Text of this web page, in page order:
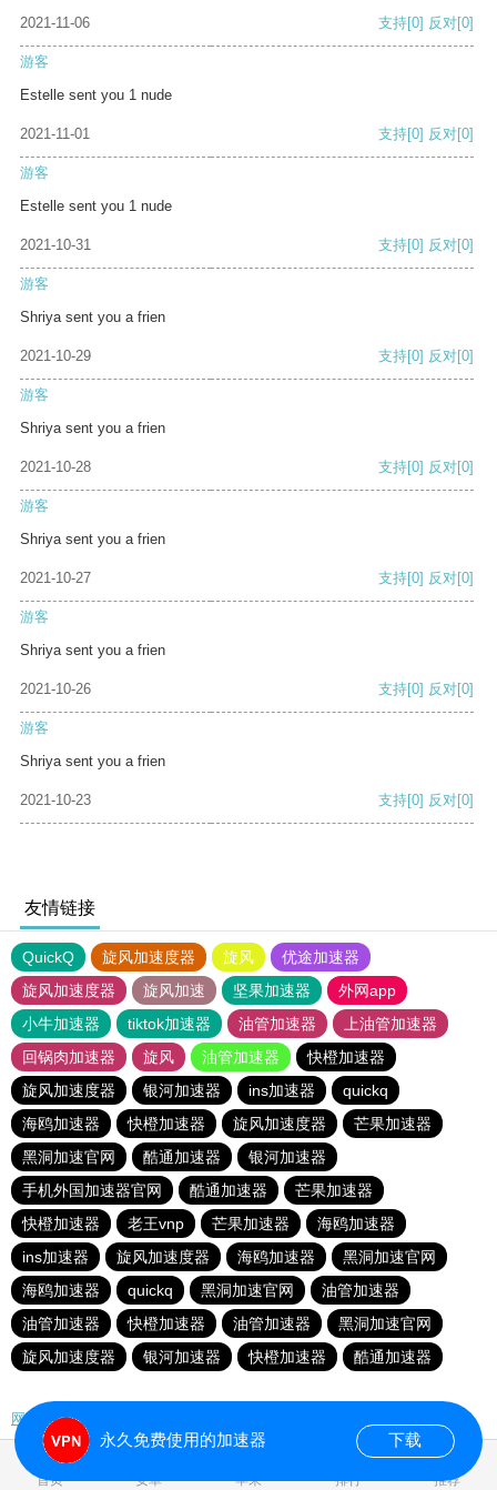
2021-11-06 支持[0] 反对[0]
游客
Estelle sent you 1 nude
2021-11-01 支持[0] 反对[0]
游客
Estelle sent you 1 nude
2021-10-31 支持[0] 反对[0]
游客
Shriya sent you a frien
2021-10-29 支持[0] 反对[0]
游客
Shriya sent you a frien
2021-10-28 支持[0] 反对[0]
游客
Shriya sent you a frien
2021-10-27 支持[0] 反对[0]
游客
Shriya sent you a frien
2021-10-26 支持[0] 反对[0]
游客
Shriya sent you a frien
2021-10-23 支持[0] 反对[0]
友情链接
QuickQ 旋风加速度器 旋风
优途加速器
旋风加速度器
旋风加速 坚果加速器
外网app
小牛加速器
tiktok加速器 油管加速器
上油管加速器
回锅肉加速器
旋风 油管加速器
快橙加速器
旋风加速度器
银河加速器 ins加速器
quickq
海鸥加速器
快橙加速器 旋风加速度器
芒果加速器
黑洞加速官网
酷通加速器
银河加速器
手机外国加速器官网
酷通加速器
芒果加速器
快橙加速器
老王vnp 芒果加速器
海鸥加速器
ins加速器
旋风加速度器 海鸥加速器
黑洞加速官网
海鸥加速器
quickq 黑洞加速官网
油管加速器
油管加速器
快橙加速器 油管加速器
黑洞加速官网
旋风加速度器
银河加速器 快橙加速器 酷通加速器
网站地图
首页 安卓 苹果 排行 推荐
永久免费使用的加速器 下载
0.100340s